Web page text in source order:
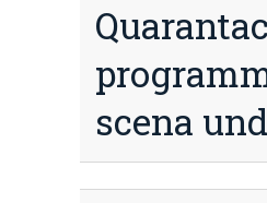
scena